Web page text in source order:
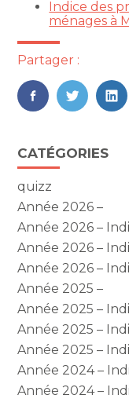
Indice des
ménages à
Partager :
FaceBook
Twitter
Blog
sidebar
CATÉGORIES
quizz
Année 2026 –
Année 2026 –
Année 2026 –
Année 2026 –
Année 2025 –
Année 2025 –
Année 2025 –
Année 2025 –
Année 2024 –
Année 2024 –